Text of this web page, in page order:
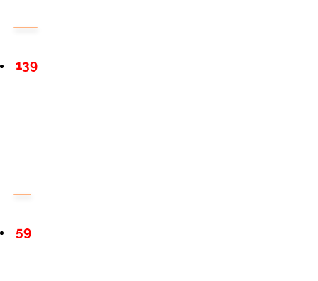
139
59